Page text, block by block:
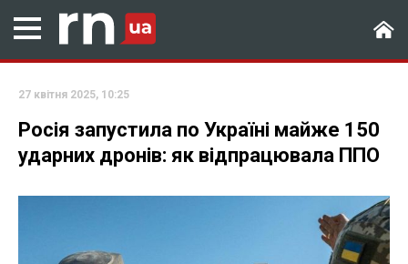
27 квітня 2025, 10:25
Росія запустила по Україні майже 150
ударних дронів: як відпрацювала ППО